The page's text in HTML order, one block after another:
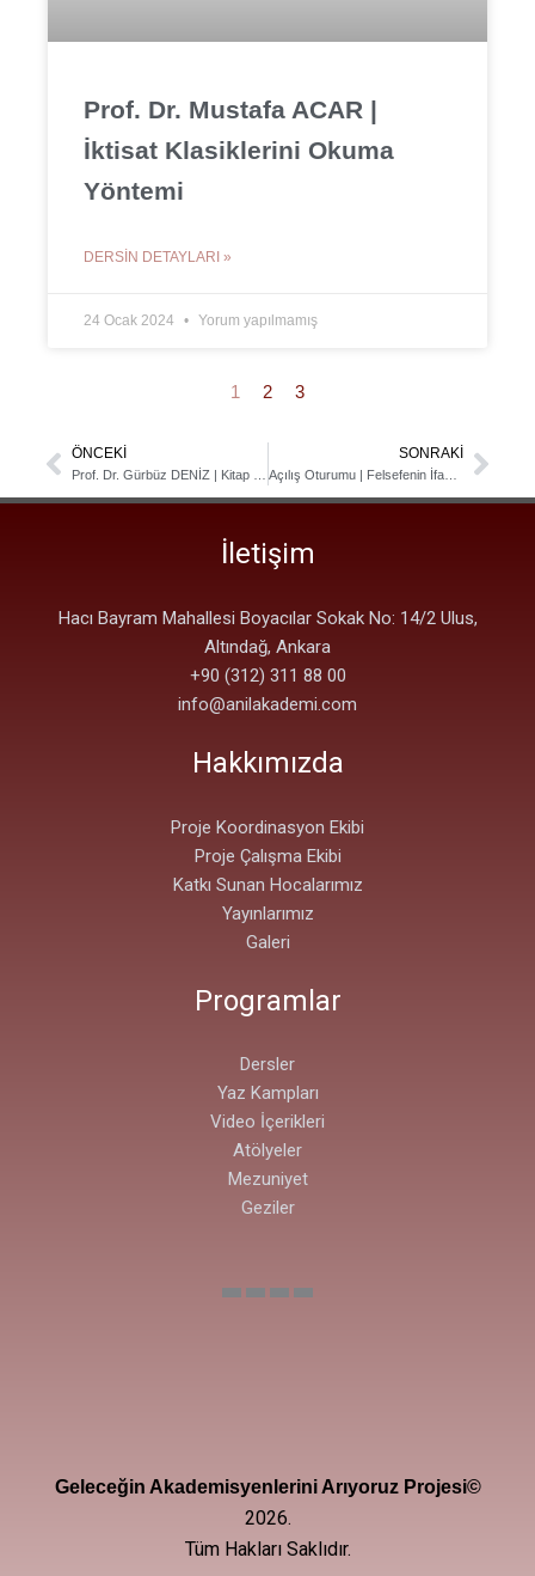
Prof. Dr. Mustafa ACAR |
İktisat Klasiklerini Okuma
Yöntemi
DERSIN DETAYLARI »
24 Ocak 2024 Yorum yapılmamış
1 2 3
Prev
ÖNCEKI SONRAKI
Açılış Oturumu | Felsefenin İfade Biçimleri
İletişim
Hacı Bayram Mahallesi Boyacılar Sokak No: 14/2 Ulus,
Altındağ, Ankara
+90 (312) 311 88 00
info@anilakademi.com
Hakkımızda
Proje Koordinasyon Ekibi
Proje Çalışma Ekibi
Katkı Sunan Hocalarımız
Yayınlarımız
Galeri
Programlar
Dersler
Yaz Kampları
Video İçerikleri
Atölyeler
Mezuniyet
Geziler
Geleceğin Akademisyenlerini Arıyoruz Projesi©
2026.
Tüm Hakları Saklıdır.